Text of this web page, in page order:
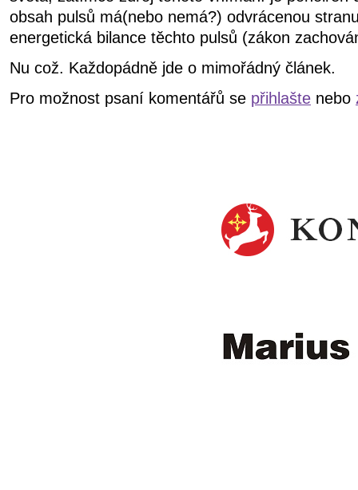
obsah pulsů má(nebo nemá?) odvrácenou
energetická bilance těchto pulsů (zákon
Nu což. Každopádně jde o mimořádný článek.
Pro možnost psaní komentářů se přihlašte nebo